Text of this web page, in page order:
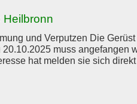
Heilbronn
und Verputzen Die
muss angefangen
hat melden sie sich